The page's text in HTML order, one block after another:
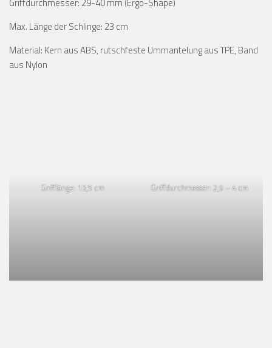
Griffdurchmesser: 29-40 mm (Ergo-Shape)
Max. Länge der Schlinge: 23 cm
Material: Kern aus ABS, rutschfeste Ummantelung aus TPE, Band
aus Nylon
Grifflänge: 13,5 cm Griffdurchmesser: 2,9 – 4 cm